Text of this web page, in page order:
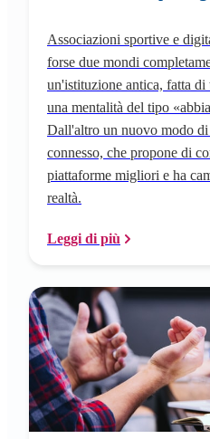
Associazioni sportive e
forse due mondi
un'istituzione antica, fatta
una mentalità del tipo
Dall'altro un nuovo modo
connesso, che propone di
piattaforme migliori e ha
realtà.
Leggi di più